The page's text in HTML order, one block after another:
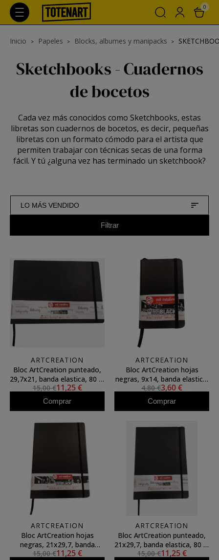
0
Inicio Papeles Blocks, albumes y manipacks
Sketchbooks - Cuadernos
de bocetos
Cada vez más conocidos como Sketchbooks, estas
libretas son cuadernos de bocetos, es decir, pequeñas
libretas con un formato cómodo para el artista que
permiten trabajar con técnicas secas de una forma
fácil. Y tú ¿alguna vez has terminado un sketchbook?
LO MÁS VENDIDO
Filtrar
ARTCREATION
Bloc ArtCreation punteado,
29,7x21, banda elastica, 80 h,
80 gr.
15,00 €11,25 €
Comprar
ARTCREATION
Bloc ArtCreation hojas
negras, 9x14, banda elastica,
80 h, 140 gr.
4,80 €3,60 €
Comprar
ARTCREATION
Bloc ArtCreation hojas
negras, 21x29,7, banda
elastica, 80 h, 140 gr.
15,00 €11,25 €
ARTCREATION
Bloc ArtCreation punteado,
21x29,7, banda elastica, 80 h,
80 gr.
15,00 €11,25 €